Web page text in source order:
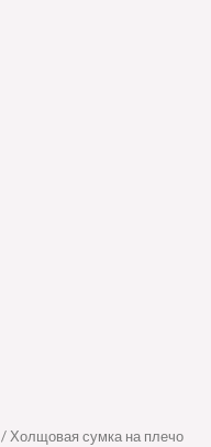
/ Холщовая сумка на плечо